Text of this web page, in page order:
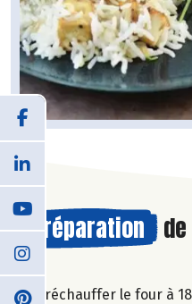
Préparation
Préchauffer le four à